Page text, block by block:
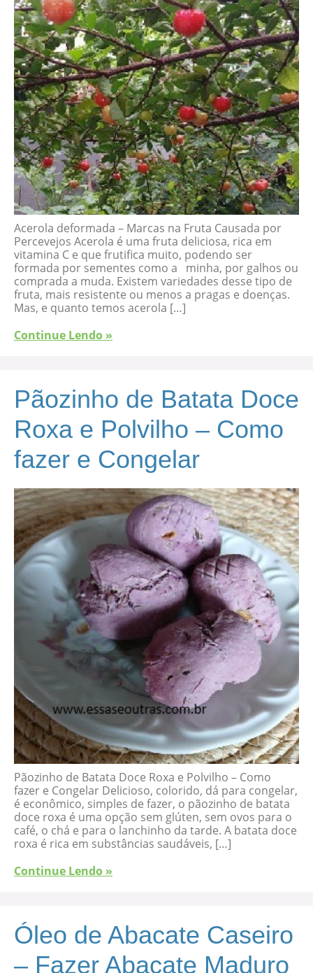
Acerola deformada – Marcas na Fruta Causada por
Percevejos Acerola é uma fruta deliciosa, rica em
vitamina C e que frutifica muito, podendo ser
formada por sementes como a minha, por galhos ou
comprada a muda. Existem variedades desse tipo de
fruta, mais resistente ou menos a pragas e doenças.
Mas, e quanto temos acerola […]
Continue Lendo »
Pãozinho de Batata Doce
Roxa e Polvilho – Como
fazer e Congelar
Pãozinho de Batata Doce Roxa e Polvilho – Como
fazer e Congelar Delicioso, colorido, dá para congelar,
é econômico, simples de fazer, o pãozinho de batata
doce roxa é uma opção sem glúten, sem ovos para o
café, o chá e para o lanchinho da tarde. A batata doce
roxa é rica em substâncias saudáveis, […]
Continue Lendo »
Óleo de Abacate Caseiro
– Fazer Abacate Maduro